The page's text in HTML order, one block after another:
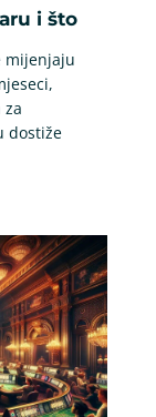
i što
mijenjaju
dostiže